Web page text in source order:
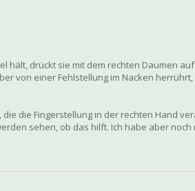
hält, drückt sie mit dem rechten Daumen
von einer Fehlstellung im Nacken
die Fingerstellung in der rechten Hand
sehen, ob das hilft. Ich habe aber noch